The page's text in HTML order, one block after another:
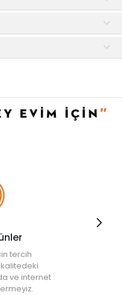
daha belirgin bir
hale getirerek dekoratif
belirlenmiştir. Toplu alımlar
bulunmayan siparişler
tercih
ve internet